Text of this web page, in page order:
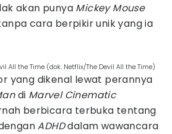
akan punya Mickey Mouse
cara berpikir unik yang ia
All the Time (dok. Netflix/The Devil All the Time)
yang dikenal lewat perannya
di Marvel Cinematic
berbicara terbuka tentang
ADHDdalam wawancara